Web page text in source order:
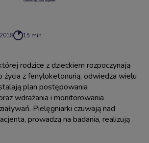
15 min
rodzice z dzieckiem rozpoczynają
życia z fenyloketonurią, odwiedza wielu
plan postępowania
wdrażania i monitorowania
Pielęgniarki czuwają nad
prowadzą na badania, realizują